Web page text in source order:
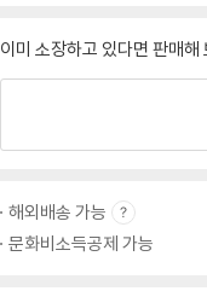
이미 소장하고 있다면 판매해
해외배송 가능
문화비소득공제 가능